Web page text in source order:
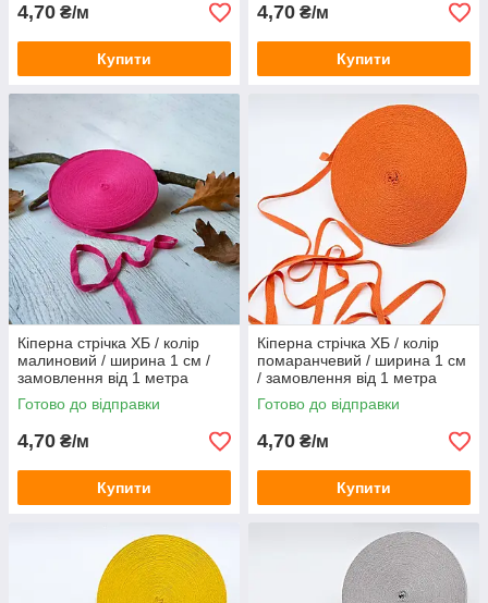
4,70 ₴/м
Купити
4,70 ₴/м
Купити
Кіперна стрічка ХБ / колір
малиновий / ширина 1 см /
замовлення від 1 метра
Готово до відправки
4,70 ₴/м
Купити
Кіперна стрічка ХБ / колір
помаранчевий / ширина 1 см
/ замовлення від 1 метра
Готово до відправки
4,70 ₴/м
Купити